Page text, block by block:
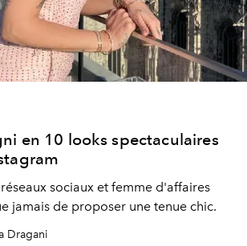
en 10 looks spectaculaires
sociaux et femme d'affaires
jamais de proposer une tenue chic.
Dragani